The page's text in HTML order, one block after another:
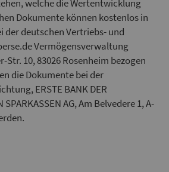
welche die Wertentwicklung
Dokumente können kostenlos in
der deutschen Vertriebs- und
Vermögensverwaltung
Str. 10, 83026 Rosenheim bezogen
die Dokumente bei der
ERSTE BANK DER
SPARKASSEN AG, Am Belvedere 1, A-